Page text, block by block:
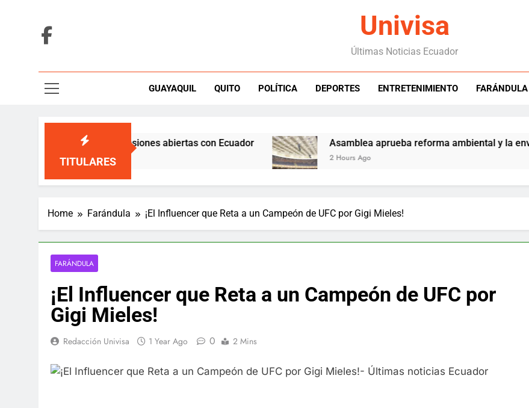
Univisa
Últimas Noticias Ecuador
GUAYAQUIL QUITO POLÍTICA DEPORTES ENTRETENIMIENTO FARÁNDULA
TITULARES
con cinco tensiones abiertas con Ecuador Asamblea aprueba reforma ambiental y la envía a
2 Hours Ago
Home Farándula ¡El Influencer que Reta a un Campeón de UFC por Gigi Mieles!
FARÁNDULA
¡El Influencer que Reta a un Campeón de UFC por
Gigi Mieles!
Redacción Univisa 1 Year Ago 0 2 Mins